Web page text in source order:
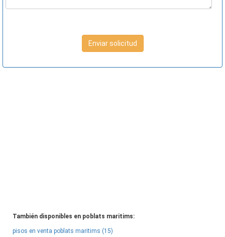
Enviar solicitud
También disponibles en poblats maritims:
pisos en venta poblats maritims (15)